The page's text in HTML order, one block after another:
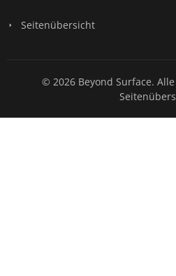
Seitenübersicht
© 2026 Beyond Surface.